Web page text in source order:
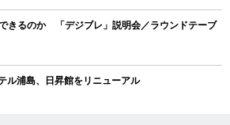
きるのか 「デジブレ」説明会／ラウンドテーブ
浦島、日昇館をリニューアル